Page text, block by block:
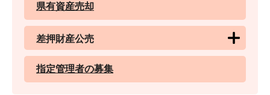
県有資産売却
差押財産公売
指定管理者の募集